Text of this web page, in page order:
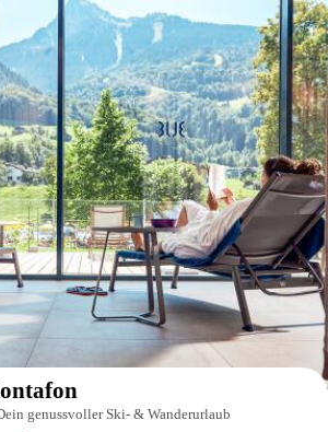
Auf der Karte anzeigen
genussvoller Ski- & Wanderurlaub